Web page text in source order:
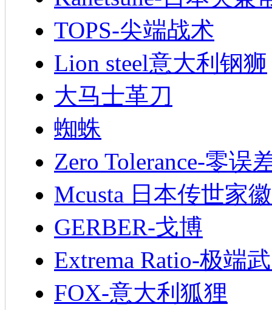
TOPS-尖端战术
Lion steel意大利钢狮
大马士革刀
蜘蛛
Zero Tolerance-零误
Mcusta 日本传世家徽
GERBER-戈博
Extrema Ratio-极端
FOX-意大利狐狸